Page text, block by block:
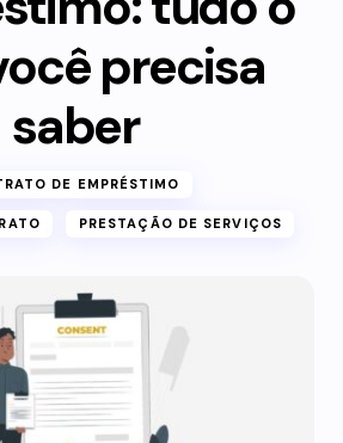
precisa
saber
DE EMPRÉSTIMO
PRESTAÇÃO DE SERVIÇOS